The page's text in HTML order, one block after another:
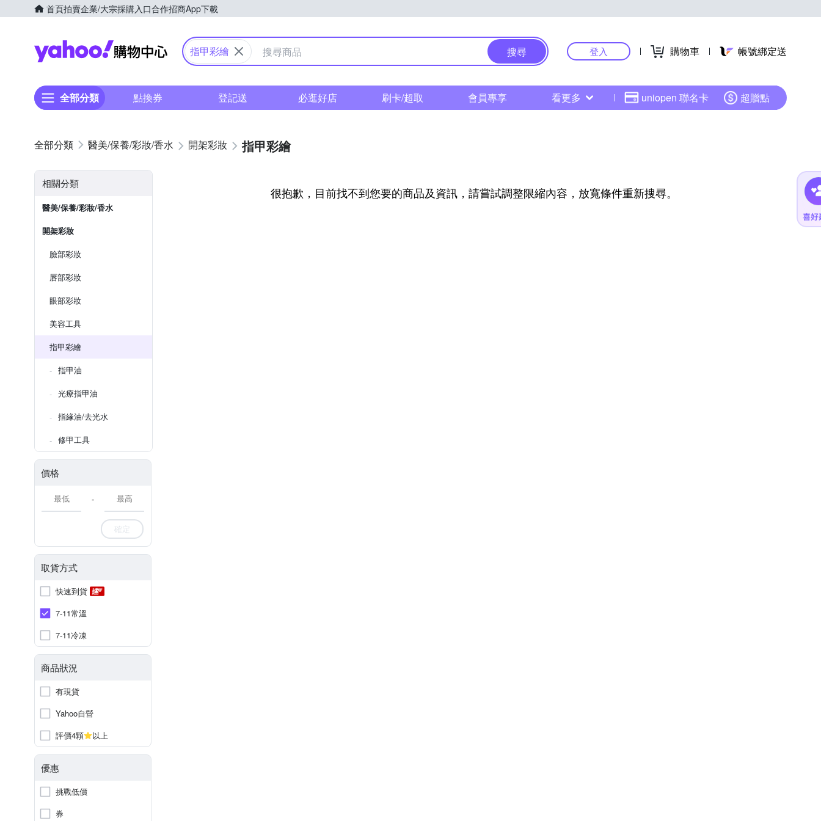
首頁拍賣企業/大宗採購入口合作招商App下載
Yahoo購物中心
指甲彩繪 搜尋 登入 購物車 帳號綁定送
全部分類 點換券 登記送 必逛好店 刷卡/超取 會員專享 看更多 uniopen 聯名卡 超贈點
醫美/保養/彩妝/香水 開架彩妝 指甲彩繪
相關分類
醫美/保養/彩妝/香水
開架彩妝
臉部彩妝
唇部彩妝
眼部彩妝
美容工具
指甲彩繪
指甲油
光療指甲油
指緣油/去光水
修甲工具
價格
-
確定
取貨方式
快速到貨
7-11常溫
7-11冷凍
商品狀況
有現貨
Yahoo自營
評價4顆
以上
優惠
挑戰低價
券
很抱歉，目前找不到您要的商品及資訊，請嘗試調整限縮內容，放寬條件重新搜尋。